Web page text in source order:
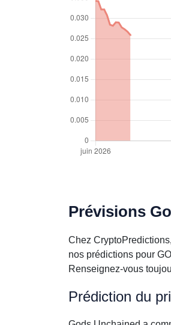
Prévisions
Chez
nos prédictions pour
Renseignez-vous
Prédiction du